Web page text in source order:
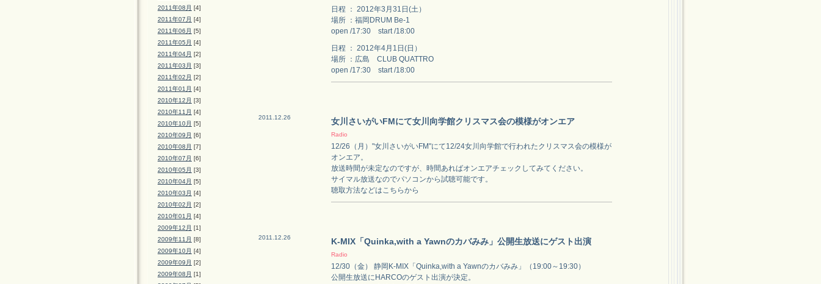
2011年08月 [4]
2011年07月 [4]
2011年06月 [5]
2011年05月 [4]
2011年04月 [2]
2011年03月 [3]
2011年02月 [2]
2011年01月 [4]
2010年12月 [3]
2010年11月 [4]
2010年10月 [5]
2010年09月 [6]
2010年08月 [7]
2010年07月 [6]
2010年05月 [3]
2010年04月 [5]
2010年03月 [4]
2010年02月 [2]
2010年01月 [4]
2009年12月 [1]
2009年11月 [8]
2009年10月 [4]
2009年09月 [2]
2009年08月 [1]
日程 ： 2012年3月31日(土）
場所 ：福岡DRUM Be-1
open /17:30 start /18:00
日程 ： 2012年4月1日(日）
場所 ：広島 CLUB QUATTRO
open /17:30 start /18:00
2011.12.26 女川さいがいFMにて女川向学館クリスマス会の模様がオンエア
Radio
12/26（月）"女川さいがいFM"にて12/24女川向学館で行われたクリスマス会の模様が
オンエア。
放送時間が未定なのですが、時間あればオンエアチェックしてみてください。
サイマル放送なのでパソコンから試聴可能です。
聴取方法などはこちらから
2011.12.26 K-MIX「Quinka,with a Yawnのカバみみ」公開生放送にゲスト出演
Radio
12/30（金） 静岡K-MIX「Quinka,with a Yawnのカバみみ」（19:00～19:30）
公開生放送にHARCOのゲスト出演が決定。